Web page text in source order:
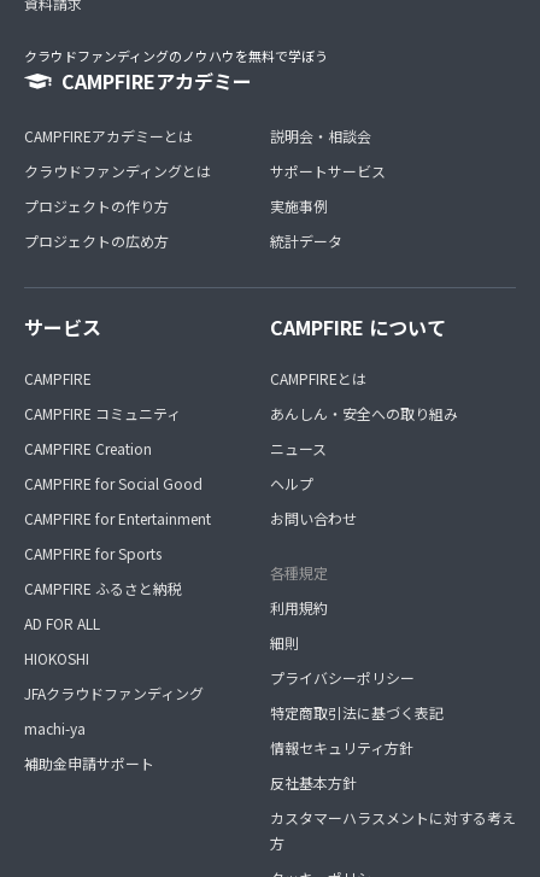
クラウドファンディングのノウハウを無料で学ぼう
CAMPFIREアカデミー
CAMPFIREアカデミーとは
クラウドファンディングとは
プロジェクトの作り方
プロジェクトの広め方
説明会・相談会
サポートサービス
実施事例
統計データ
サービス
CAMPFIRE
CAMPFIRE コミュニティ
CAMPFIRE Creation
CAMPFIRE for Social Good
CAMPFIRE for Entertainment
CAMPFIRE for Sports
CAMPFIRE ふるさと納税
AD FOR ALL
HIOKOSHI
JFAクラウドファンディング
machi-ya
補助金申請サポート
CAMPFIRE について
CAMPFIREとは
あんしん・安全への取り組み
ニュース
ヘルプ
お問い合わせ
各種規定
利用規約
細則
プライバシーポリシー
特定商取引法に基づく表記
情報セキュリティ方針
反社基本方針
カスタマーハラスメントに対する考え
方